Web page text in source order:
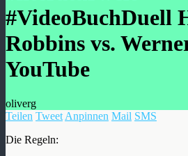
#VideoBuchDuell
Robbins vs.
YouTube
oliverg
Teilen Tweet Anpinnen Mail SMS
Die Regeln: